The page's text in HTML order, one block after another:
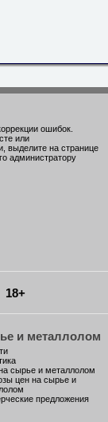
ошибок.
или
выделите на странице
администратору
18+
и металлолом
сырье и металлолом
цен на сырье и
предложения